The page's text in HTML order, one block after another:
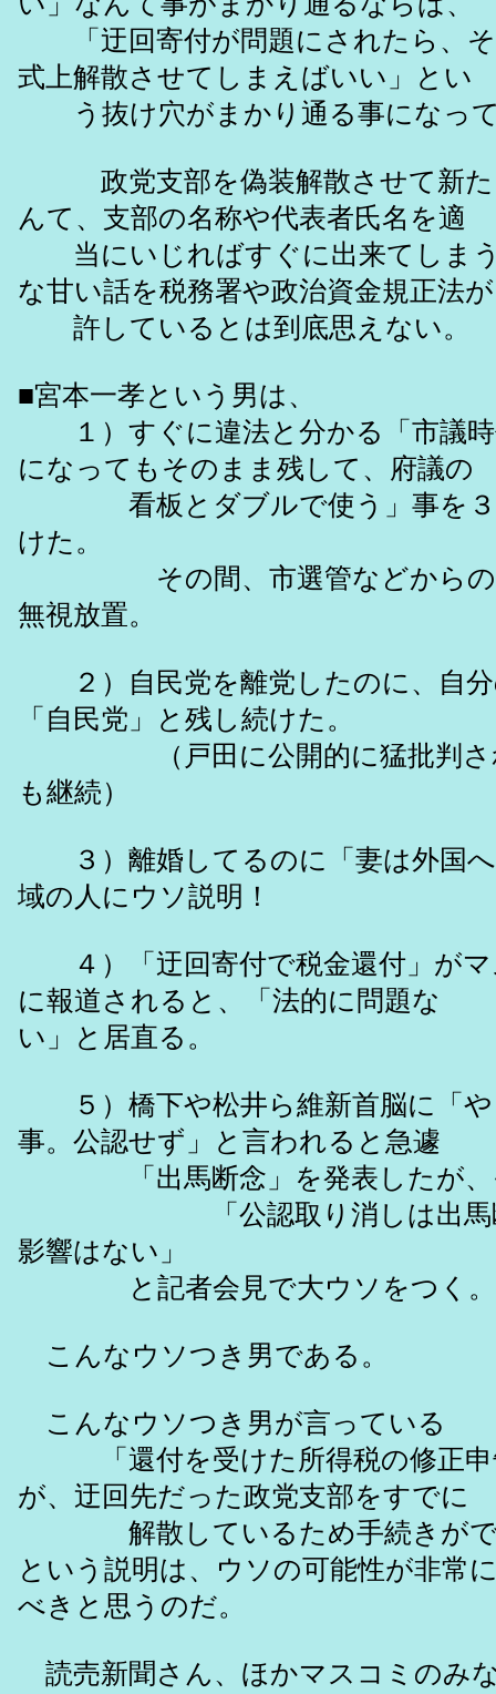
「迂回寄付が問題にされたら、そ
式上解散させてしまえばいい」とい
う抜け穴がまかり通る事になっ
政党支部を偽装解散させて新た
んて、支部の名称や代表者氏名を適
当にいじればすぐに出来てしま
な甘い話を税務署や政治資金規正法が
許しているとは到底思えない。
■宮本一孝という男は、
１）すぐに違法と分かる「市議時
になってもそのまま残して、府議の
看板とダブルで使う」事を３
けた。
その間、市選管などからの
無視放置。
２）自民党を離党したのに、自分
「自民党」と残し続けた。
（戸田に公開的に猛批判され
も継続）
３）離婚してるのに「妻は外国へ
域の人にウソ説明！
４）「迂回寄付で税金還付」がマ
に報道されると、「法的に問題な
い」と居直る。
５）橋下や松井ら維新首脳に「や
事。公認せず」と言われると急遽
「出馬断念」を発表したが、
「公認取り消しは出馬断
影響はない」
と記者会見で大ウソをつく。
こんなウソつき男である。
こんなウソつき男が言っている
「還付を受けた所得税の修正申
が、迂回先だった政党支部をすでに
解散しているため手続きがで
という説明は、ウソの可能性が非常
べきと思うのだ。
読売新聞さん、ほかマスコミのみ